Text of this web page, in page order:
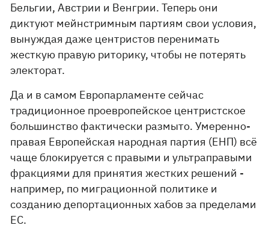
Бельгии, Австрии и Венгрии. Теперь они
диктуют мейнстримным партиям свои условия,
вынуждая даже центристов перенимать
жесткую правую риторику, чтобы не потерять
электорат.
Да и в самом Европарламенте сейчас
традиционное проевропейское центристское
большинство фактически размыто. Умеренно-
правая Европейская народная партия (ЕНП) всё
чаще блокируется с правыми и ультраправыми
фракциями для принятия жестких решений -
например, по миграционной политике и
созданию депортационных хабов за пределами
ЕС.